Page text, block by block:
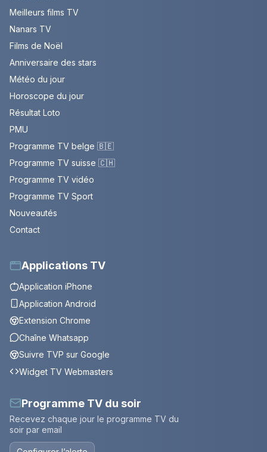
Meilleurs films TV
Nanars TV
Films de Noël
Anniversaire des stars
Météo du jour
Horoscope du jour
Résultat Loto
PMU
Programme TV belge 🇧🇪
Programme TV suisse 🇨🇭
Programme TV vidéo
Programme TV Sport
Nouveautés
Contact
Applications TV
Application iPhone
Application Android
Extension Chrome
Chaîne Whatsapp
Suivre TVP sur Google
Widget TV Webmasters
Programme TV du soir
Recevez chaque jour le programme TV du
soir par email